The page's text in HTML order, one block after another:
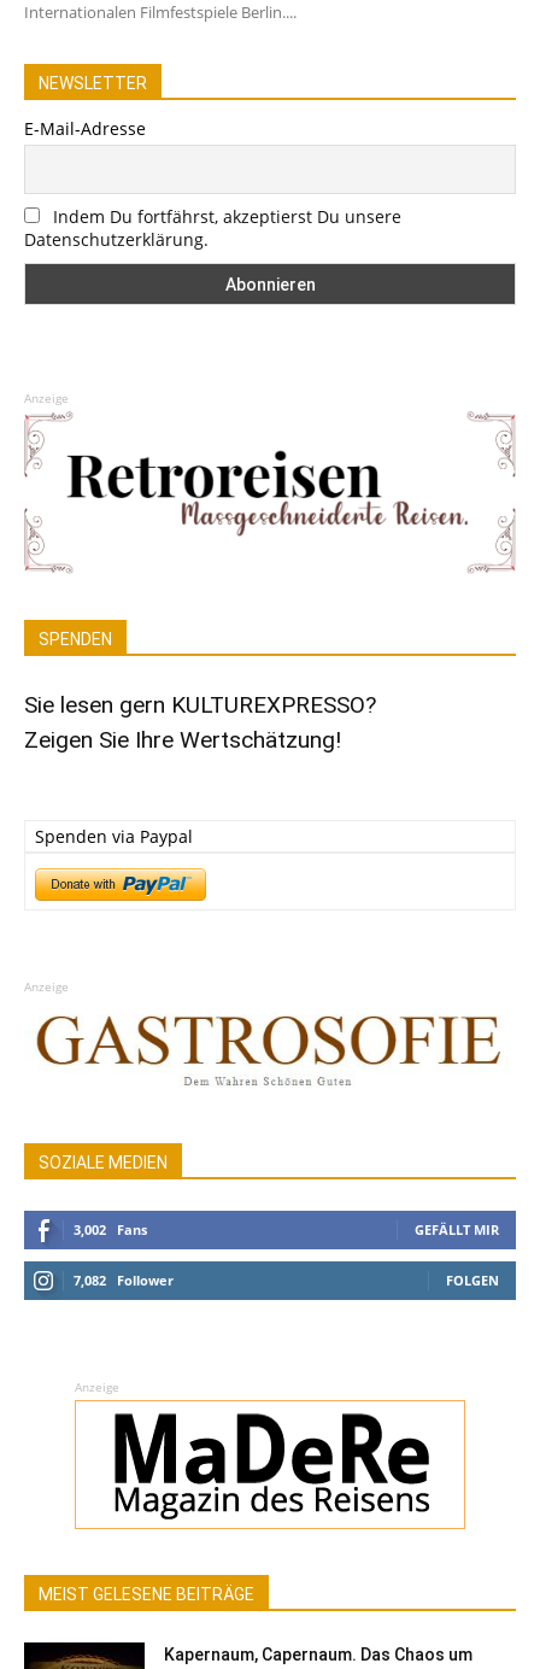
Internationalen Filmfestspiele Berlin....
NEWSLETTER
E-Mail-Adresse
Indem Du fortfährst, akzeptierst Du unsere
Datenschutzerklärung.
Anzeige
SPENDEN
Sie lesen gern KULTUREXPRESSO?
Zeigen Sie Ihre Wertschätzung!
Spenden via Paypal
Anzeige
SOZIALE MEDIEN
3,002 Fans GEFÄLLT MIR
7,082 Follower FOLGEN
Anzeige
MEIST GELESENE BEITRÄGE
Kapernaum, Capernaum. Das Chaos um